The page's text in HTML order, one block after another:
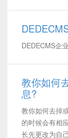
DEDECMS企
教你如何
息?
教你如何去掉
的时候会有相
长先更改为自